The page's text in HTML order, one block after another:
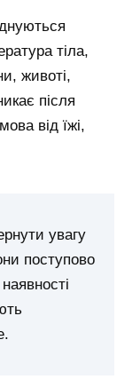
тіла,
животі,
після
від їжі,
увагу
поступово